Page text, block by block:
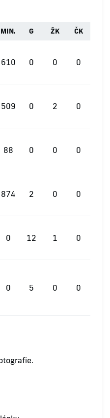
MIN. G ŽK ČK
610 0 0 0
509 0 2 0
88 0 0 0
874 2 0 0
0 12 1 0
0 5 0 0